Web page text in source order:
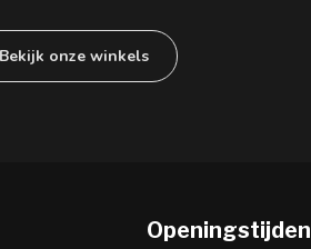
Bekijk onze winkels
Openingstijden